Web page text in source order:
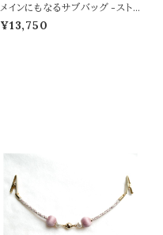
メインにもなるサブバッグ -スト
ライプイエロー×ストライプグリー
ン-
¥13,750